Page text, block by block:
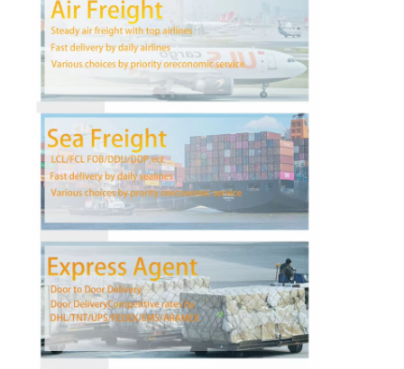
Hubungi kami
bicara sekarang
Pengiriman Barang Internasional
Angkutan Udara Maju
Barang laut
Pengiriman DDP Dari Tiongkok
Pengiriman ekspres
Angkutan Rel